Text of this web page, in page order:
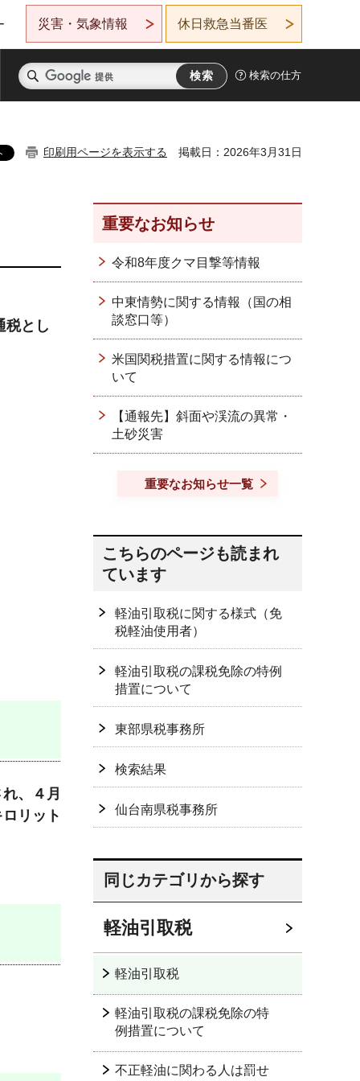
災害・気象情報 休日救急当番医
検索の仕方
印刷用ページを表示する 掲載日：2026年3月31日
税とし
、４月
リット
重要なお知らせ
令和8年度クマ目撃等情報
中東情勢に関する情報（国の相
談窓口等）
米国関税措置に関する情報につ
いて
【通報先】斜面や渓流の異常・
土砂災害
重要なお知らせ一覧
こちらのページも読まれ
ています
軽油引取税に関する様式（免
税軽油使用者）
軽油引取税の課税免除の特例
措置について
東部県税事務所
検索結果
仙台南県税事務所
同じカテゴリから探す
軽油引取税
軽油引取税
軽油引取税の課税免除の特
例措置について
不正軽油に関わる人は罰せ